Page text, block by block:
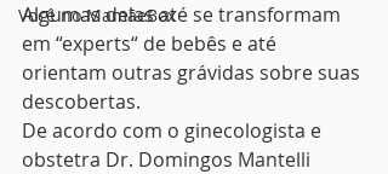
Você no MamãeBox
Algumas delas até se transformam
em “experts“ de bebês e até
orientam outras grávidas sobre suas
descobertas.
De acordo com o ginecologista e
obstetra Dr. Domingos Mantelli